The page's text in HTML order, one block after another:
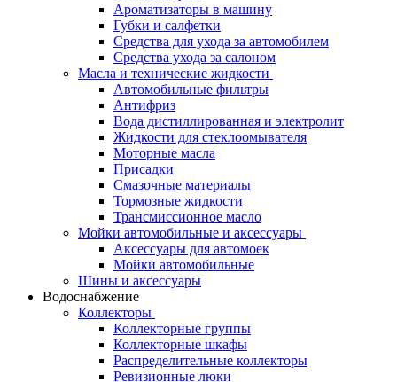
Ароматизаторы в машину
Губки и салфетки
Средства для ухода за автомобилем
Средства ухода за салоном
Масла и технические жидкости
Автомобильные фильтры
Антифриз
Вода дистиллированная и электролит
Жидкости для стеклоомывателя
Моторные масла
Присадки
Смазочные материалы
Тормозные жидкости
Трансмиссионное масло
Мойки автомобильные и аксессуары
Аксессуары для автомоек
Мойки автомобильные
Шины и аксессуары
Водоснабжение
Коллекторы
Коллекторные группы
Коллекторные шкафы
Распределительные коллекторы
Ревизионные люки